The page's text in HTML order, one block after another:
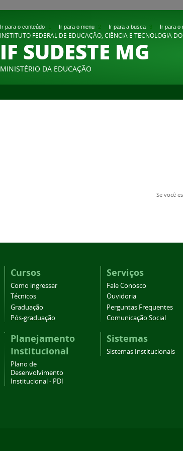
Ir para o conteúdo Ir para o menu 2 Ir para a busca 3 Ir para o
INSTITUTO FEDERAL DE EDUCAÇÃO, CIÊNCIA E TECNOLOGIA
IF SUDESTE MG
MINISTÉRIO DA EDUCAÇÃO
Se você
Cursos
Como ingressar
Técnicos
Graduação
Pós-graduação
Planejamento
Institucional
Plano de
Desenvolvimento
Institucional - PDI
Serviços
Fale Conosco
Ouvidoria
Perguntas Frequentes
Comunicação Social
Sistemas
Sistemas Institucionais